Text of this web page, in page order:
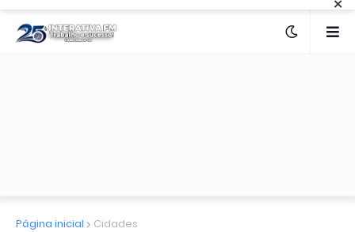
Página inicial Cidades